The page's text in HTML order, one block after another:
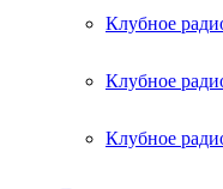
Клубное
Клубное
Клубное